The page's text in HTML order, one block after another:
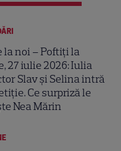
la noi – Poftiți la
27 iulie 2026: Iulia
Slav și Selina intră
Ce surpriză le
Nea Mărin